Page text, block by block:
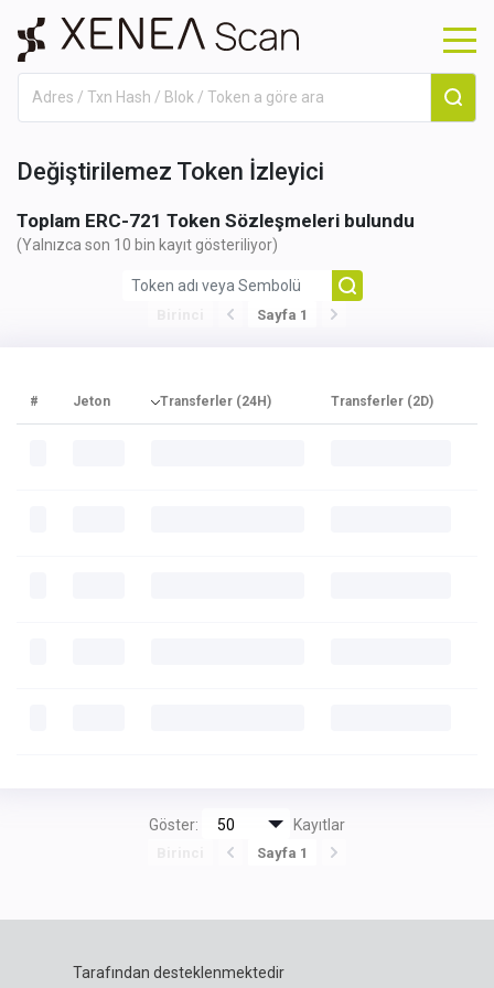
Değiştirilemez Token İzleyici
Toplam ERC-721 Token Sözleşmeleri bulundu
(Yalnızca son 10 bin kayıt gösteriliyor)
Sayfa 1
# Jeton Transferler (24H) Transferler (2D)
Göster: Kayıtlar
Sayfa 1
Tarafından desteklenmektedir